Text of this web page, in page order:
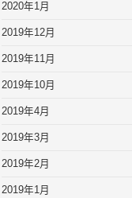
2020年1月
2019年12月
2019年11月
2019年10月
2019年4月
2019年3月
2019年2月
2019年1月